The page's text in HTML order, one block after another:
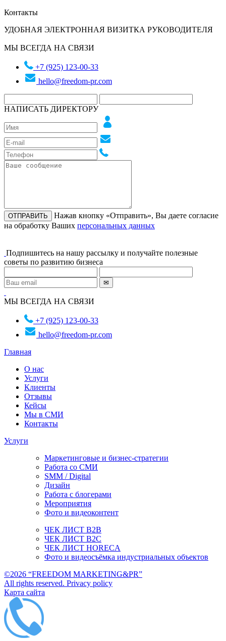
Контакты
УДОБНАЯ ЭЛЕКТРОННАЯ ВИЗИТКА РУКОВОДИТЕЛЯ
МЫ ВСЕГДА НА СВЯЗИ
+7 (925) 123-00-33
hello@freedom-pr.com
НАПИСАТЬ ДИРЕКТОРУ
Нажав кнопку «Отправить», Вы даете согласие
на обработку Ваших персональных данных
Подпишитесь на нашу рассылку и получайте полезные
советы по развитию бизнеса
МЫ ВСЕГДА НА СВЯЗИ
+7 (925) 123-00-33
hello@freedom-pr.com
Главная
О нас
Услуги
Клиенты
Отзывы
Кейсы
Мы в СМИ
Контакты
Услуги
Маркетинговые и бизнес-стратегии
Работа со СМИ
SMM / Digital
Дизайн
Работа с блогерами
Мероприятия
Фото и видеоконтент
ЧЕК ЛИСТ B2B
ЧЕК ЛИСТ B2C
ЧЕК ЛИСТ HORECA
Фото и видеосъёмка индустриальных объектов
©2026 “FREEDOM MARKETING&PR”
All rights reserved. Privacy policy
Карта сайта